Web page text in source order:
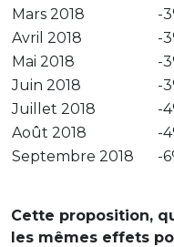
Mars 2018
-
Avril 2018
-
Mai 2018
-
Juin 2018
-
Juillet 2018
-
Août 2018
-
Septembre 2018
-
Cette proposition,
les mêmes effets